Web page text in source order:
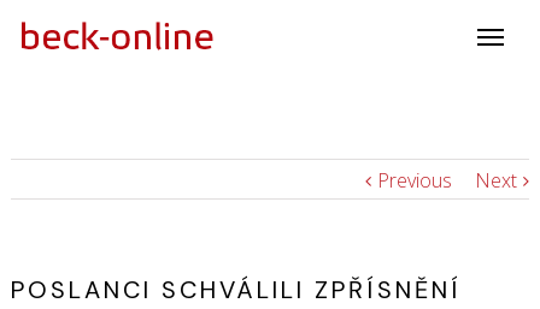
Previous Next
POSLANCI SCHVÁLILI ZPŘÍSNĚNÍ